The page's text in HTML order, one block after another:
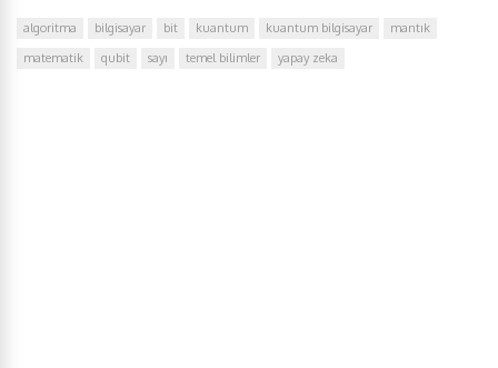
algoritma bilgisayar bit kuantum kuantum bilgisayar
mantık
matematik
qubit sayı temel bilimler yapay zeka